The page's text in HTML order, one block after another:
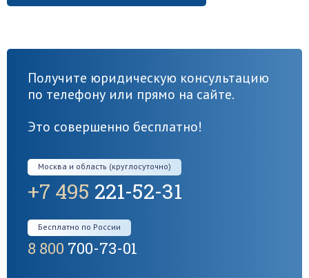
Получите юридическую консультацию
по телефону или прямо на сайте.
Это совершенно бесплатно!
Москва и область (круглосуточно)
+7 495 221-52-31
Бесплатно по России
8 800 700-73-01